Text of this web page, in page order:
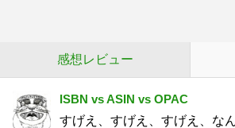
感想レビュー
ISBN vs ASIN vs OPAC
すげえ、すげえ、すげえ、な